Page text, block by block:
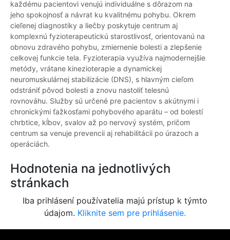
každému pacientovi venujú individuálne s dôrazom na
jeho spokojnosť a návrat ku kvalitnému pohybu. Okrem
cieľenej diagnostiky a liečby poskytuje centrum aj
komplexnú fyzioterapeutickú starostlivosť, orientovanú na
obnovu zdravého pohybu, zmiernenie bolesti a zlepšenie
celkovej funkcie tela. Fyzioterapia využíva najmodernejšie
metódy, vrátane kinezioterapie a dynamickej
neuromuskulárnej stabilizácie (DNS), s hlavným cieľom
odstrániť pôvod bolesti a znovu nastoliť telesnú
rovnováhu. Služby sú určené pre pacientov s akútnymi i
chronickými ťažkosťami pohybového aparátu – od bolestí
chrbtice, kĺbov, svalov až po nervový systém, pričom
centrum sa venuje prevencii aj rehabilitácii po úrazoch a
operáciách.
Hodnotenia na jednotlivých
stránkach
Iba prihlásení používatelia majú prístup k týmto
údajom. Kliknite sem pre prihlásenie.